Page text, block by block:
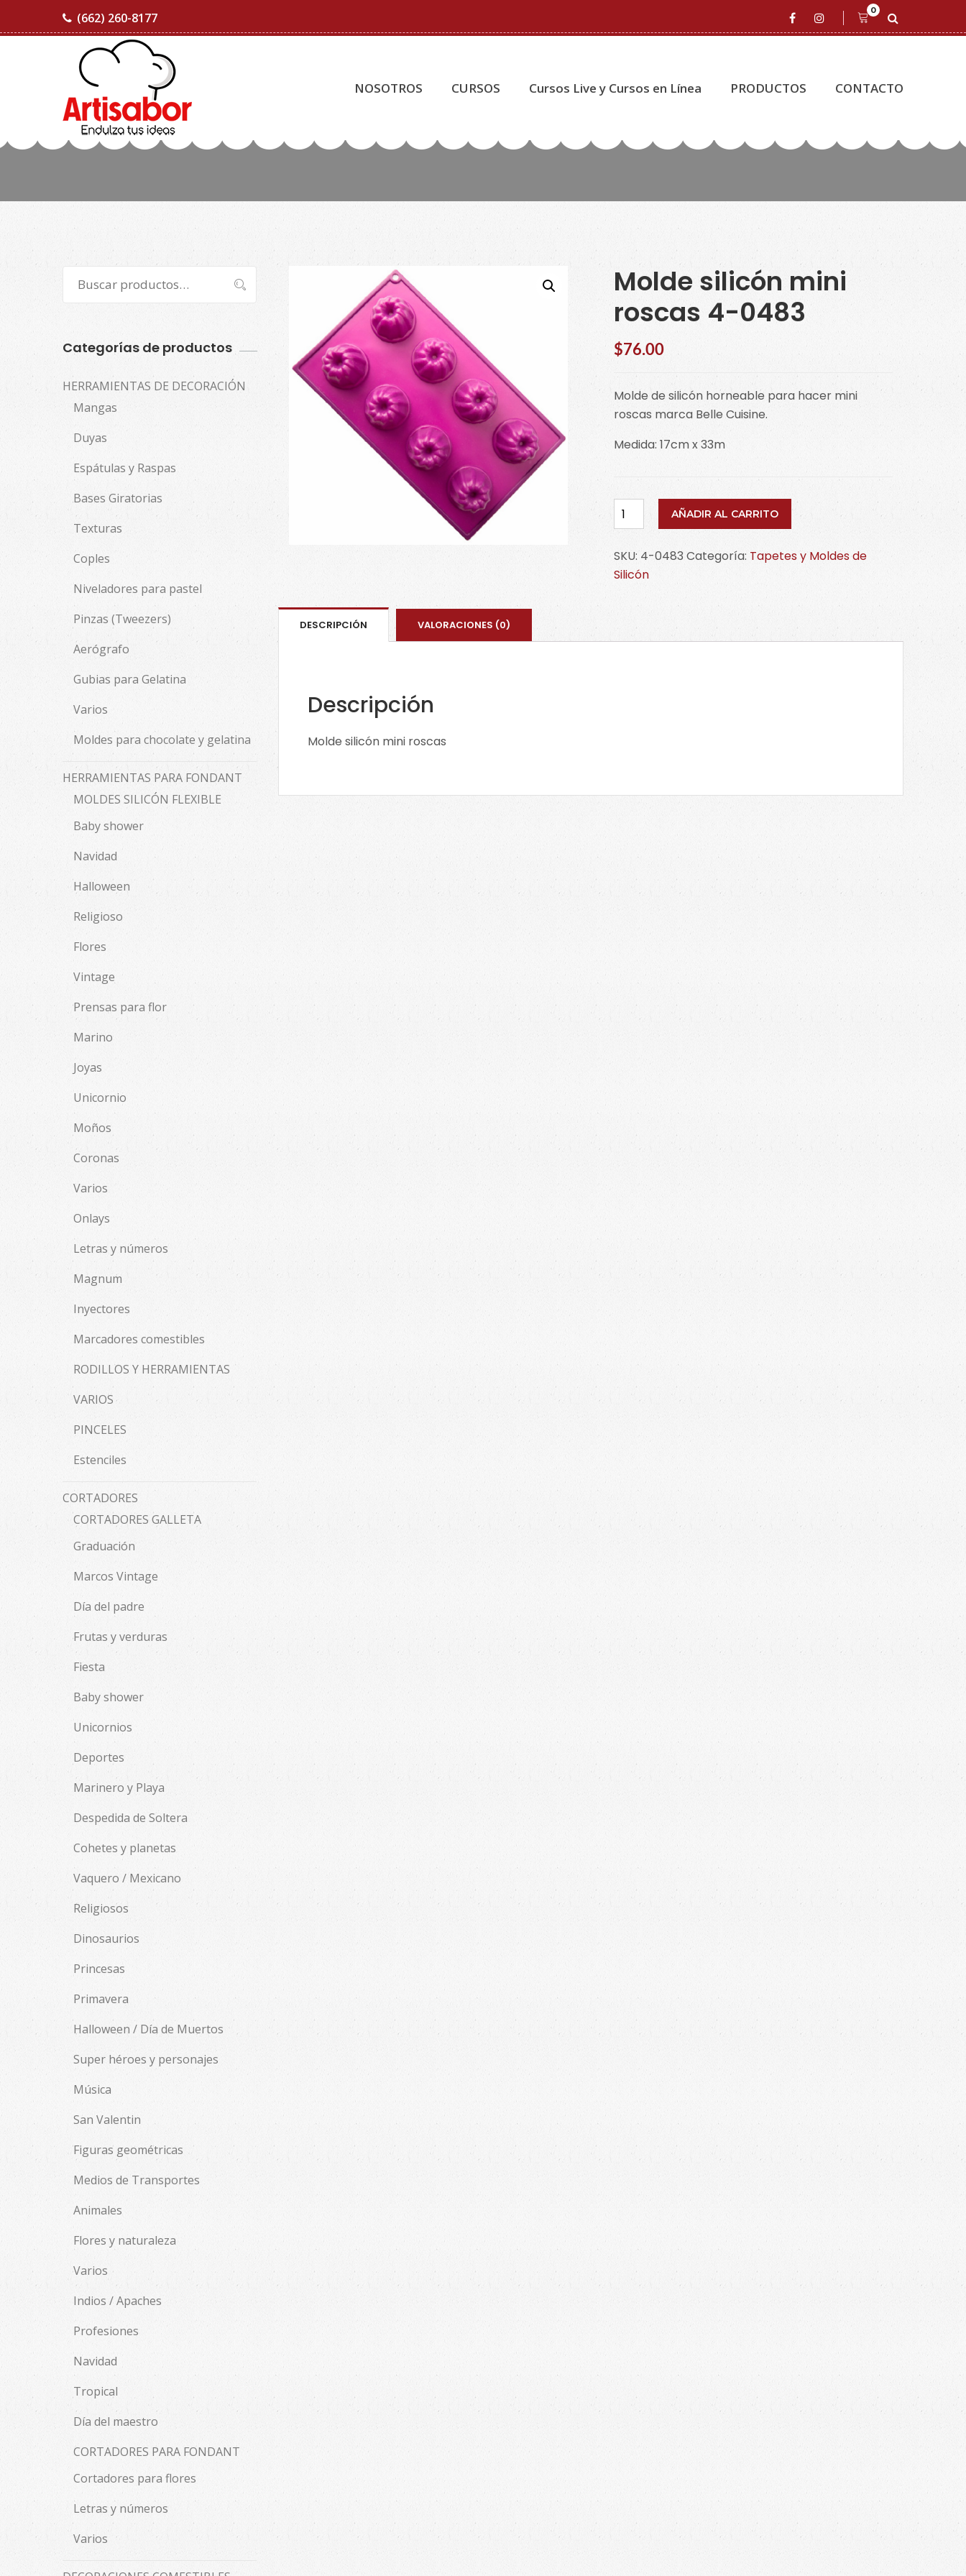
(662) 260-8177 0
NOSOTROS CURSOS Cursos Live y Cursos en Línea PRODUCTOS CONTACTO
Molde silicón mini
roscas 4-0483
$76.00
Molde de silicón horneable para hacer mini
roscas marca Belle Cuisine.
Medida: 17cm x 33m
Molde
silicón
roscas
4-
AÑADIR AL CARRITO
SKU: 4-0483 Categoría: Tapetes y Moldes de
Silicón
DESCRIPCIÓN VALORACIONES (0)
Descripción
Molde silicón mini roscas
por:
Buscar
Categorías de productos
HERRAMIENTAS DE DECORACIÓN
Mangas
Duyas
Espátulas y Raspas
Bases Giratorias
Texturas
Coples
Niveladores para pastel
Pinzas (Tweezers)
Aerógrafo
Gubias para Gelatina
Varios
Moldes para chocolate y gelatina
HERRAMIENTAS PARA FONDANT
MOLDES SILICÓN FLEXIBLE
Baby shower
Navidad
Halloween
Religioso
Flores
Vintage
Prensas para flor
Marino
Joyas
Unicornio
Moños
Coronas
Varios
Onlays
Letras y números
Magnum
Inyectores
Marcadores comestibles
RODILLOS Y HERRAMIENTAS
VARIOS
PINCELES
Estenciles
CORTADORES
CORTADORES GALLETA
Graduación
Marcos Vintage
Día del padre
Frutas y verduras
Fiesta
Baby shower
Unicornios
Deportes
Marinero y Playa
Despedida de Soltera
Cohetes y planetas
Vaquero / Mexicano
Religiosos
Dinosaurios
Princesas
Primavera
Halloween / Día de Muertos
Super héroes y personajes
Música
San Valentin
Figuras geométricas
Medios de Transportes
Animales
Flores y naturaleza
Varios
Indios / Apaches
Profesiones
Navidad
Tropical
Día del maestro
CORTADORES PARA FONDANT
Cortadores para flores
Letras y números
Varios